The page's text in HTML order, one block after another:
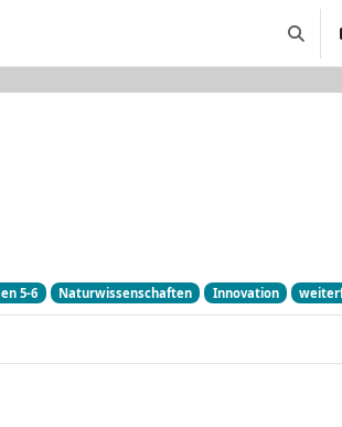
5-6 Naturwissenschaften Innovation